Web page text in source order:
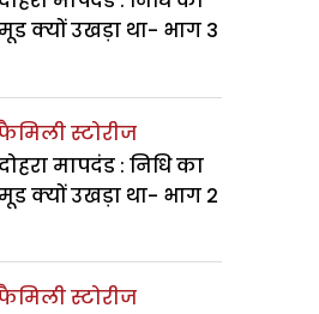
क्यों उखड़ा था- भाग 3
स्टोरीज
मापदंड : निधि का
क्यों उखड़ा था- भाग 2
स्टोरीज